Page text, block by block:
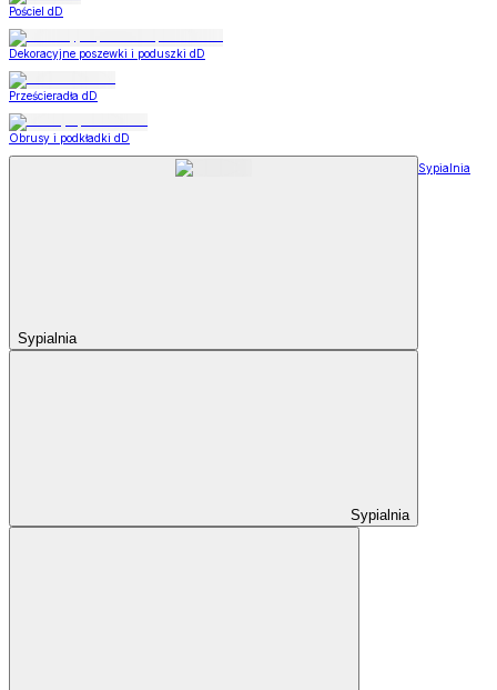
Pościel dD
Dekoracyjne poszewki i poduszki dD
Prześcieradła dD
Obrusy i podkładki dD
Sypialnia
Sypialnia
Sypialnia